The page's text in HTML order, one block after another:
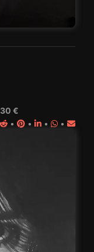
30 €
• • • •